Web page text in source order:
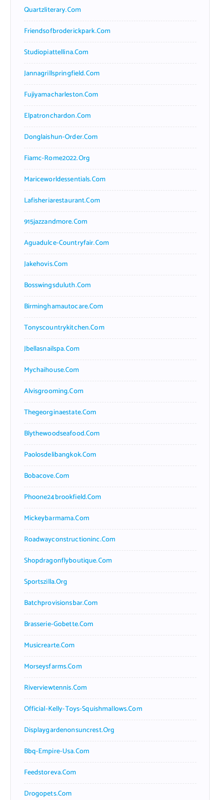
Quartzliterary.com
Friendsofbroderickpark.com
Studiopiattellina.com
Jannagrillspringfield.com
Fujiyamacharleston.com
Elpatronchardon.com
Donglaishun-Order.com
Fiamc-Rome2022.org
Mariceworldessentials.com
Lafisheriarestaurant.com
915jazzandmore.com
Aguadulce-Countryfair.com
Jakehovis.com
Bosswingsduluth.com
Birminghamautocare.com
Tonyscountrykitchen.com
Jbellasnailspa.com
Mychaihouse.com
Alvisgrooming.com
Thegeorginaestate.com
Blythewoodseafood.com
Paolosdelibangkok.com
Bobacove.com
Phoone24brookfield.com
Mickeybarmama.com
Roadwayconstructioninc.com
Shopdragonflyboutique.com
Sportszilla.org
Batchprovisionsbar.com
Brasserie-Gobette.com
Musicrearte.com
Morseysfarms.com
Riverviewtennis.com
Official-Kelly-Toys-Squishmallows.com
Displaygardenonsuncrest.org
Bbq-Empire-Usa.com
Feedstoreva.com
Drogopets.com